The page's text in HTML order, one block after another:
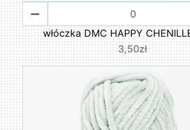
włóczka DMC HAPPY
3,50zł